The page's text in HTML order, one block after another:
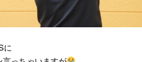
に